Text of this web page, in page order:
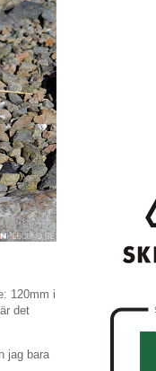
120mm i
det
jag bara